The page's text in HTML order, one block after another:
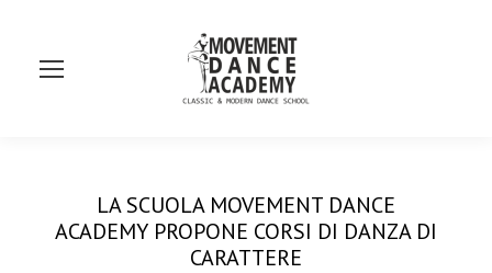
LA SCUOLA MOVEMENT DANCE
ACADEMY PROPONE CORSI DI DANZA DI
CARATTERE